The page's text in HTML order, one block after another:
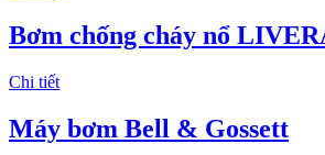
Bơm chống cháy nổ
Chi tiết
Máy bơm Bell & Gossett